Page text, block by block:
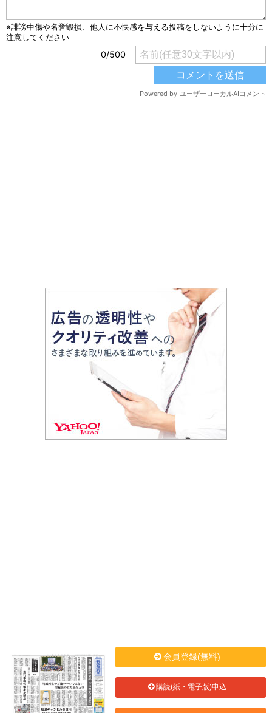
会員登録(無料)
購読(紙・電子版)申込